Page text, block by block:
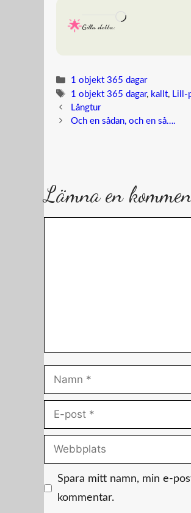
Gilla detta:
Laddar
Kategorier
1 objekt 365 dagar
Etiketter
1 objekt 365 dagar, kallt, Lill-
Långtur
Och en sådan, och en så….
Lämna en
Namn
post
Webbplats
Spara mitt namn, min e-
kommentar.